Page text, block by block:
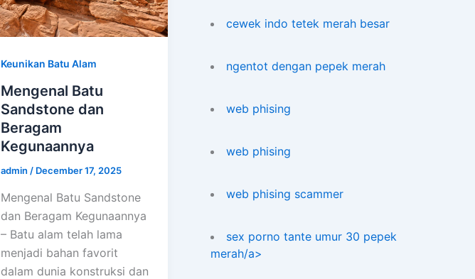
Keunikan Batu Alam
Mengenal Batu
Sandstone dan
Beragam
Kegunaannya
admin / December 17, 2025
Mengenal Batu Sandstone
dan Beragam Kegunaannya
– Batu alam telah lama
menjadi bahan favorit
dalam dunia konstruksi dan
cewek indo tetek merah besar
ngentot dengan pepek merah
web phising
web phising
web phising scammer
sex porno tante umur 30 pepek
merah/a>